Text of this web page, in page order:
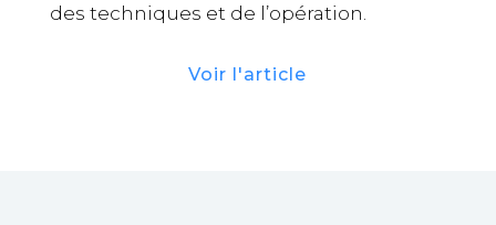
des techniques et de l’opération.
Voir l'article